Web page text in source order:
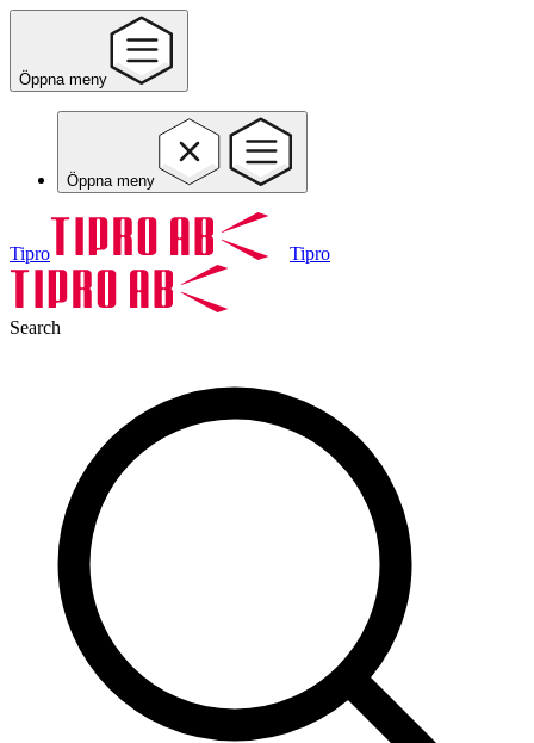
Öppna meny
Öppna meny
Tipro Tipro
Search